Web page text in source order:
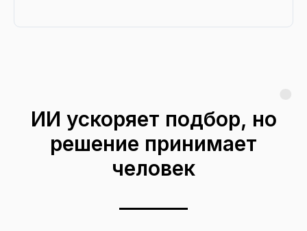
ИИ ускоряет подбор, но
решение принимает
человек